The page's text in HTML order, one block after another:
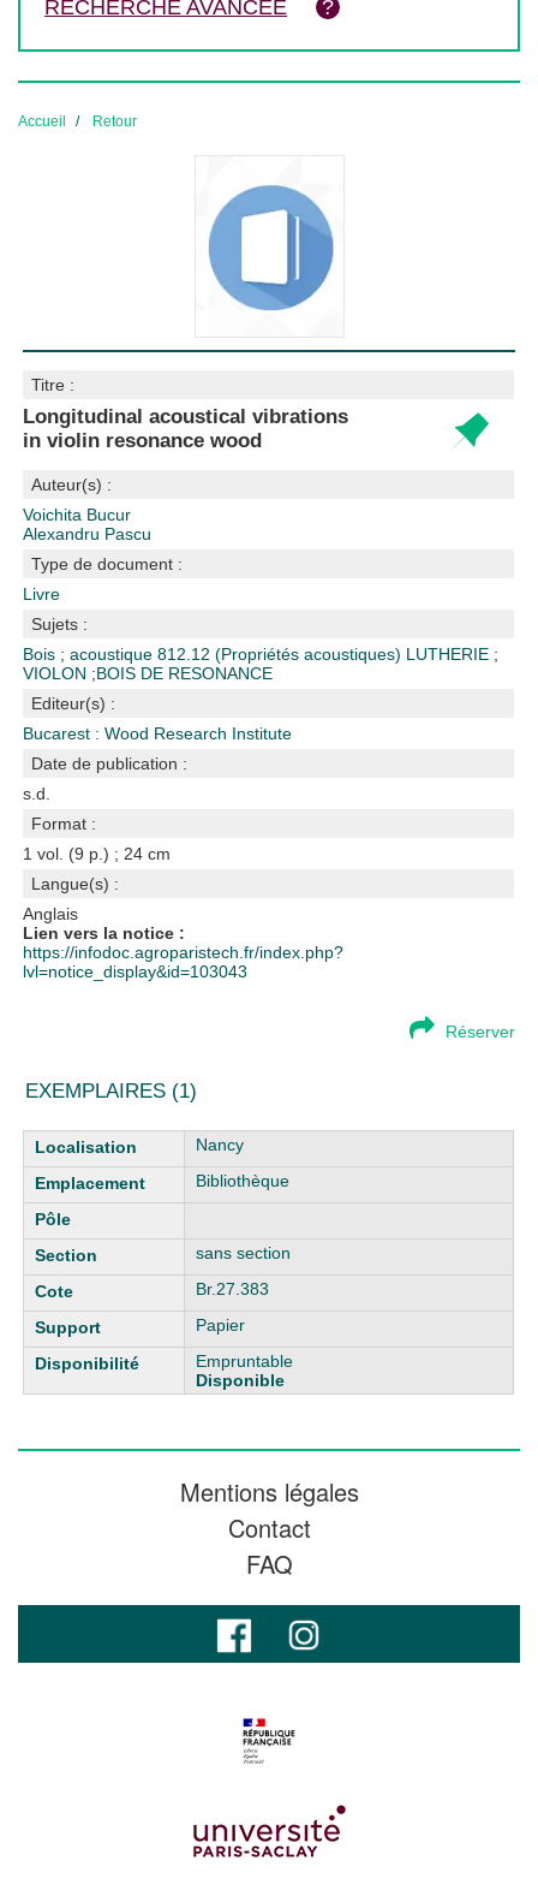
RECHERCHE AVANCÉE
Accueil Retour
Titre :
Longitudinal acoustical vibrations
in violin resonance wood
Auteur(s) :
Voichita Bucur
Alexandru Pascu
Type de document :
Livre
Sujets :
Bois ;acoustique812.12 (Propriétés acoustiques) LUTHERIE ;
VIOLON ;BOIS DE RESONANCE
Editeur(s) :
Bucarest : Wood Research Institute
Date de publication :
s.d.
Format :
1 vol. (9 p.) ; 24 cm
Langue(s) :
Anglais
Lien vers la notice :
https://infodoc.agroparistech.fr/index.php?
lvl=notice_display&id=103043
Réserver
EXEMPLAIRES (1)
Liste des exemplaires
Nancy
Bibliothèque
sans section
Br.27.383
Papier
Empruntable
Disponible
Mentions légales
Contact
FAQ